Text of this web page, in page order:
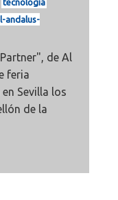
tecnología
andalus-
de Al
feria
Sevilla los
de la